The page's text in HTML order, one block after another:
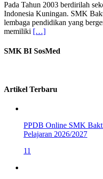
Pada Tahun 2003 berdirilah
Indonesia Kuningan. SMK
lembaga pendidikan yang
memiliki […]
SMK BI SosMed
Artikel Terbaru
PPDB Online SMK
Pelajaran 2026/2027
11